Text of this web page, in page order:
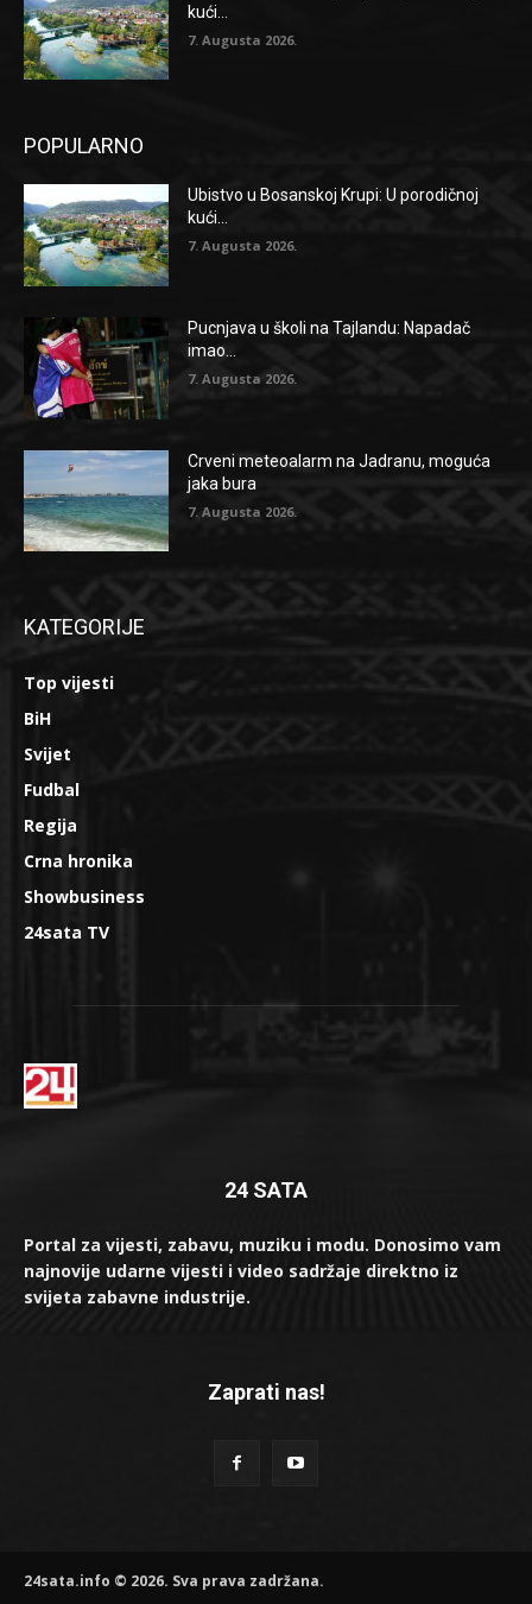
kući...
7. Augusta 2026.
POPULARNO
Ubistvo u Bosanskoj Krupi: U porodičnoj
kući...
7. Augusta 2026.
Pucnjava u školi na Tajlandu: Napadač
imao...
7. Augusta 2026.
Crveni meteoalarm na Jadranu, moguća
jaka bura
7. Augusta 2026.
KATEGORIJE
Top vijesti
BiH
Svijet
Fudbal
Regija
Crna hronika
Showbusiness
24sata TV
24 SATA
Portal za vijesti, zabavu, muziku i modu. Donosimo vam
najnovije udarne vijesti i video sadržaje direktno iz
svijeta zabavne industrije.
Zaprati nas!
24sata.info © 2026. Sva prava zadržana.